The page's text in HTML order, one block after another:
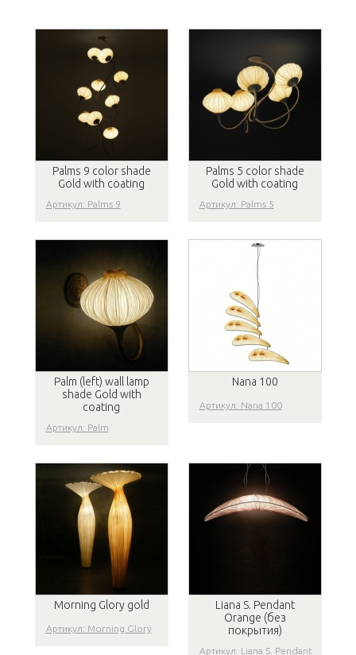
Palms 9 color shade
Gold with coating
Артикул: Palms 9
Palms 5 color shade
Gold with coating
Артикул: Palms 5
Palm (left) wall lamp
shade Gold with
coating
Артикул: Palm
Nana 100
Артикул: Nana 100
Morning Glory gold
Артикул: Morning Glory
Liana S. Pendant
Orange (без
покрытия)
Артикул: Liana S. Pendant